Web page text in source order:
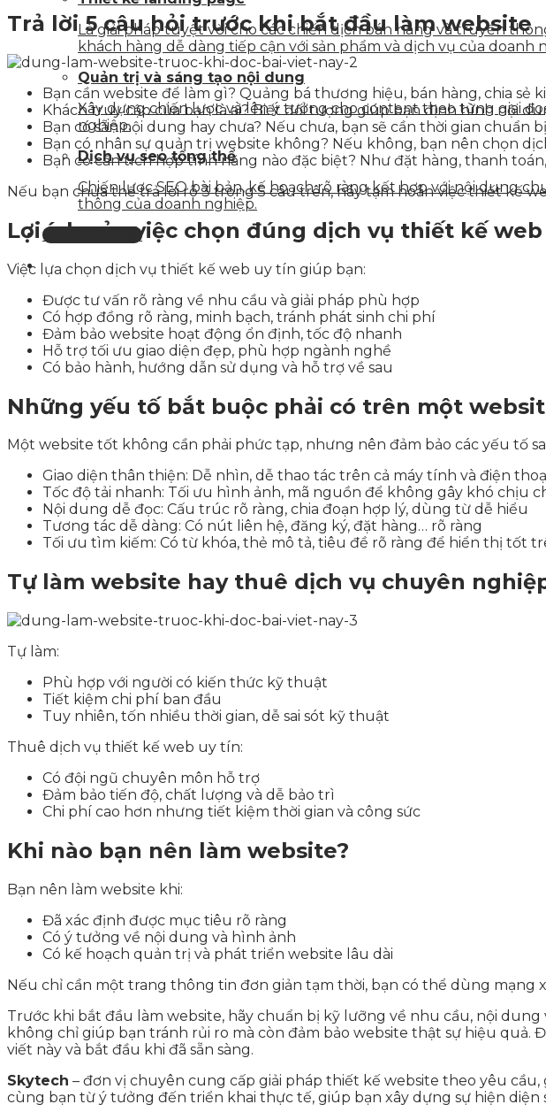
Là giải pháp tuyệt vời cho các chiến dịch bán hàng và truyền
khách hàng dễ dàng tiếp cận với sản phẩm và dịch vụ của doanh
Quản trị và sáng tạo nội dung
Xây dựng chiến lược và lên ý tưởng cho content theo từng giai
nghiệp.
Dịch vụ seo tổng thể
Chiến lược SEO bài bản, kế hoạch rõ ràng kết hợp với nội dung
thông của doanh nghiệp.
Liên hệ tư vấn
Trả lời 5 câu hỏi trước khi bắt đầu làm website
Bạn cần website để làm gì? Quảng bá thương hiệu, bán hàng, chia
Khách truy cập của bạn là ai? Biết đối tượng giúp bạn định hình nội
Bạn có sẵn nội dung hay chưa? Nếu chưa, bạn sẽ cần thời gian chuẩn
Bạn có nhân sự quản trị website không? Nếu không, bạn nên chọn
Bạn có cần tích hợp tính năng nào đặc biệt? Như đặt hàng, thanh
Nếu bạn chưa thể trả lời rõ 3 trong 5 câu trên, hãy tạm hoãn việc thiết kế
Lợi ích của việc chọn đúng dịch vụ thiết kế
Việc lựa chọn dịch vụ thiết kế web uy tín giúp bạn:
Được tư vấn rõ ràng về nhu cầu và giải pháp phù hợp
Có hợp đồng rõ ràng, minh bạch, tránh phát sinh chi phí
Đảm bảo website hoạt động ổn định, tốc độ nhanh
Hỗ trợ tối ưu giao diện đẹp, phù hợp ngành nghề
Có bảo hành, hướng dẫn sử dụng và hỗ trợ về sau
Những yếu tố bắt buộc phải có trên một
Một website tốt không cần phải phức tạp, nhưng nên đảm bảo các yếu tố
Giao diện thân thiện: Dễ nhìn, dễ thao tác trên cả máy tính và điện
Tốc độ tải nhanh: Tối ưu hình ảnh, mã nguồn để không gây khó chịu
Nội dung dễ đọc: Cấu trúc rõ ràng, chia đoạn hợp lý, dùng từ dễ hiểu
Tương tác dễ dàng: Có nút liên hệ, đăng ký, đặt hàng… rõ ràng
Tối ưu tìm kiếm: Có từ khóa, thẻ mô tả, tiêu đề rõ ràng để hiển thị tốt
Tự làm website hay thuê dịch vụ chuyên
Tự làm:
Phù hợp với người có kiến thức kỹ thuật
Tiết kiệm chi phí ban đầu
Tuy nhiên, tốn nhiều thời gian, dễ sai sót kỹ thuật
Thuê dịch vụ thiết kế web uy tín:
Có đội ngũ chuyên môn hỗ trợ
Đảm bảo tiến độ, chất lượng và dễ bảo trì
Chi phí cao hơn nhưng tiết kiệm thời gian và công sức
Khi nào bạn nên làm website?
Bạn nên làm website khi:
Đã xác định được mục tiêu rõ ràng
Có ý tưởng về nội dung và hình ảnh
Có kế hoạch quản trị và phát triển website lâu dài
Nếu chỉ cần một trang thông tin đơn giản tạm thời, bạn có thể dùng mạng
Trước khi bắt đầu làm website, hãy chuẩn bị kỹ lưỡng về nhu cầu, nội
không chỉ giúp bạn tránh rủi ro mà còn đảm bảo website thật sự hiệu quả.
viết này và bắt đầu khi đã sẵn sàng.
Skytech – đơn vị chuyên cung cấp giải pháp thiết kế website theo yêu
cùng bạn từ ý tưởng đến triển khai thực tế, giúp bạn xây dựng sự hiện diện